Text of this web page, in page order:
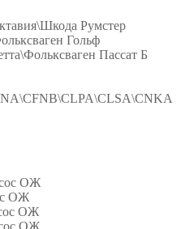
Румстер
Гольф
Пассат Б
ОЖ
ОЖ
ОЖ
ОЖ